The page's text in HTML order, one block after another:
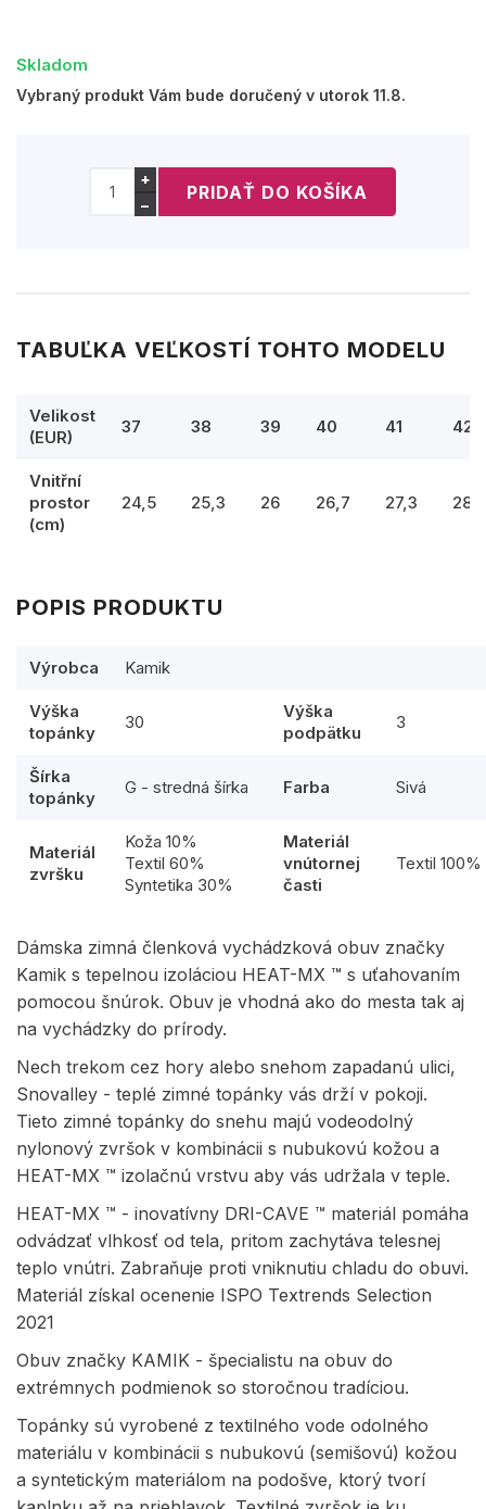
Skladom
Vybraný produkt Vám bude doručený v utorok 11.8.
+
−
TABUĽKA VEĽKOSTÍ TOHTO MODELU
Velikost
(EUR)
37 38 39 40 41 42
Vnitřní
prostor
(cm)
24,5 25,3 26 26,7 27,3 28
POPIS PRODUKTU
Výrobca Kamik
Výška
topánky
30
Výška
podpätku
3
Šírka
topánky
G - stredná šírka Farba Sivá
Materiál
zvršku
Koža 10%
Textil 60%
Syntetika 30%
Materiál
vnútornej
časti
Textil 100%
Dámska zimná členková vychádzková obuv značky
Kamik s tepelnou izoláciou HEAT-MX ™ s uťahovaním
pomocou šnúrok. Obuv je vhodná ako do mesta tak aj
na vychádzky do prírody.
Nech trekom cez hory alebo snehom zapadanú ulici,
Snovalley - teplé zimné topánky vás drží v pokoji.
Tieto zimné topánky do snehu majú vodeodolný
nylonový zvršok v kombinácii s nubukovú kožou a
HEAT-MX ™ izolačnú vrstvu aby vás udržala v teple.
HEAT-MX ™ - inovatívny DRI-CAVE ™ materiál pomáha
odvádzať vlhkosť od tela, pritom zachytáva telesnej
teplo vnútri. Zabraňuje proti vniknutiu chladu do obuvi.
Materiál získal ocenenie ISPO Textrends Selection
2021
Obuv značky KAMIK - špecialistu na obuv do
extrémnych podmienok so storočnou tradíciou.
Topánky sú vyrobené z textilného vode odolného
materiálu v kombinácii s nubukovú (semišovú) kožou
a syntetickým materiálom na podošve, ktorý tvorí